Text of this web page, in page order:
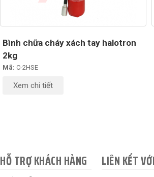
Bình chữa cháy xách tay halotron
2kg
Mã: C-2HSE
Xem chi tiết
HỖ TRỢ KHÁCH HÀNG LIÊN KẾT